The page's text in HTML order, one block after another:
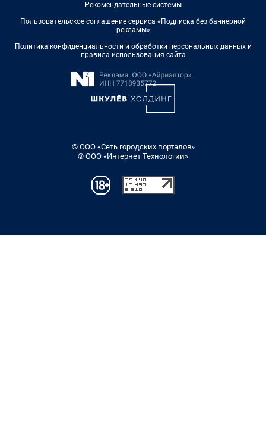
Рекомендательные системы
Пользовательское соглашение сервиса «Подписка без баннерной
рекламы»
Политика конфиденциальности и обработки персональных данных и
правила использования сайта
© ООО «Сеть городских порталов»
© ООО «Интернет Технологии»